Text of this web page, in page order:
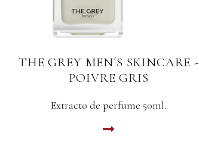
THE GREY MEN´S SKINCARE -
POIVRE GRIS
Extracto de perfume 50ml.
LEER MAS